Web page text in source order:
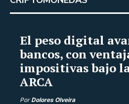
El peso digital
bancos, con
impositivas bajo
ARCA
Por Dolores Olveira